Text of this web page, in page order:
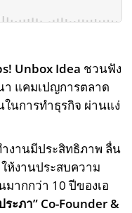
Unbox Idea ชวนฟัง
า แคมเปญการตลาด
ในการทำธุรกิจ ผ่านแง่
งานมีประสิทธิภาพ ลื่น
ห้งานประสบความ
ากกว่า 10 ปีของเอ
ระภา” Co-Founder &